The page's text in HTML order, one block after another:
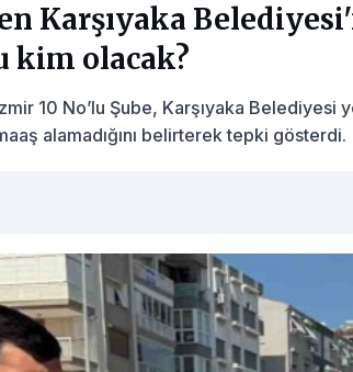
Karşıyaka
kim olacak?
10 No’lu Şube, Karşıyaka
alamadığını belirterek tepki gösterdi.